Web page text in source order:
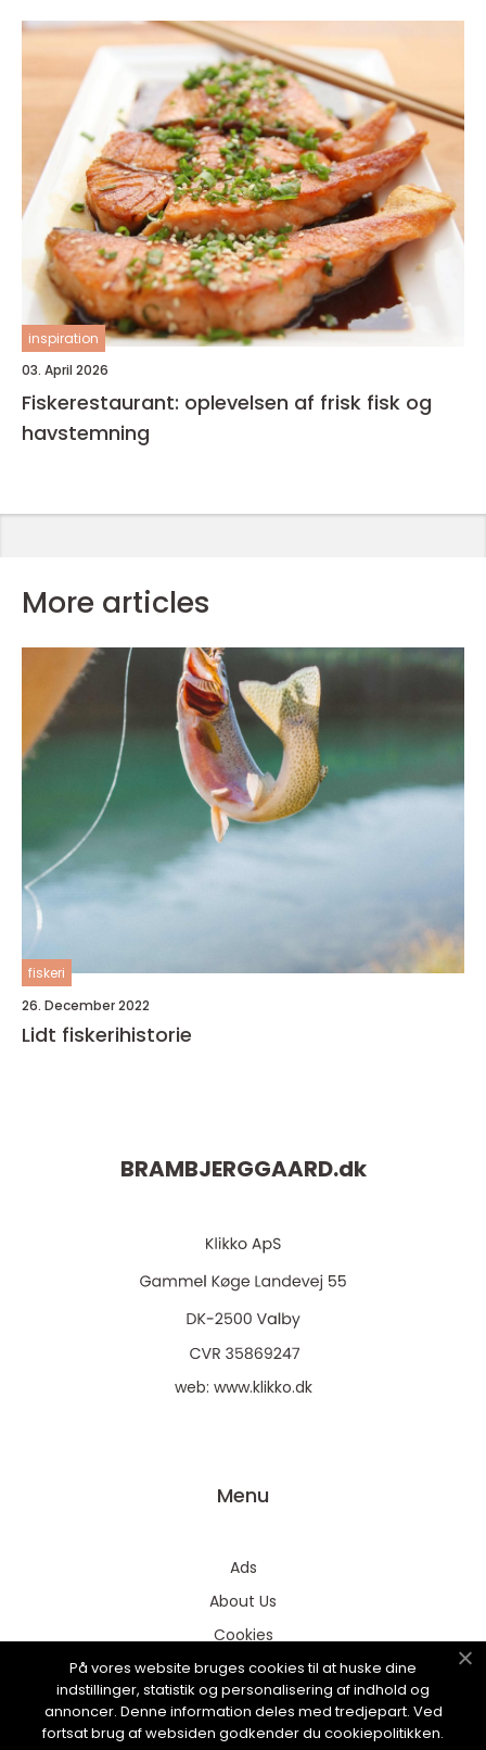
inspiration
03. April 2026
Fiskerestaurant: oplevelsen af frisk fisk og
havstemning
More articles
fiskeri
26. December 2022
Lidt fiskerihistorie
BRAMBJERGGAARD.dk
web: www.klikko.dk
Menu
Ads
About Us
Cookies
Contact
Sitemap
På vores website bruges cookies til at huske dine
indstillinger, statistik og personalisering af indhold og
annoncer. Denne information deles med tredjepart. Ved
fortsat brug af websiden godkender du cookiepolitikken.